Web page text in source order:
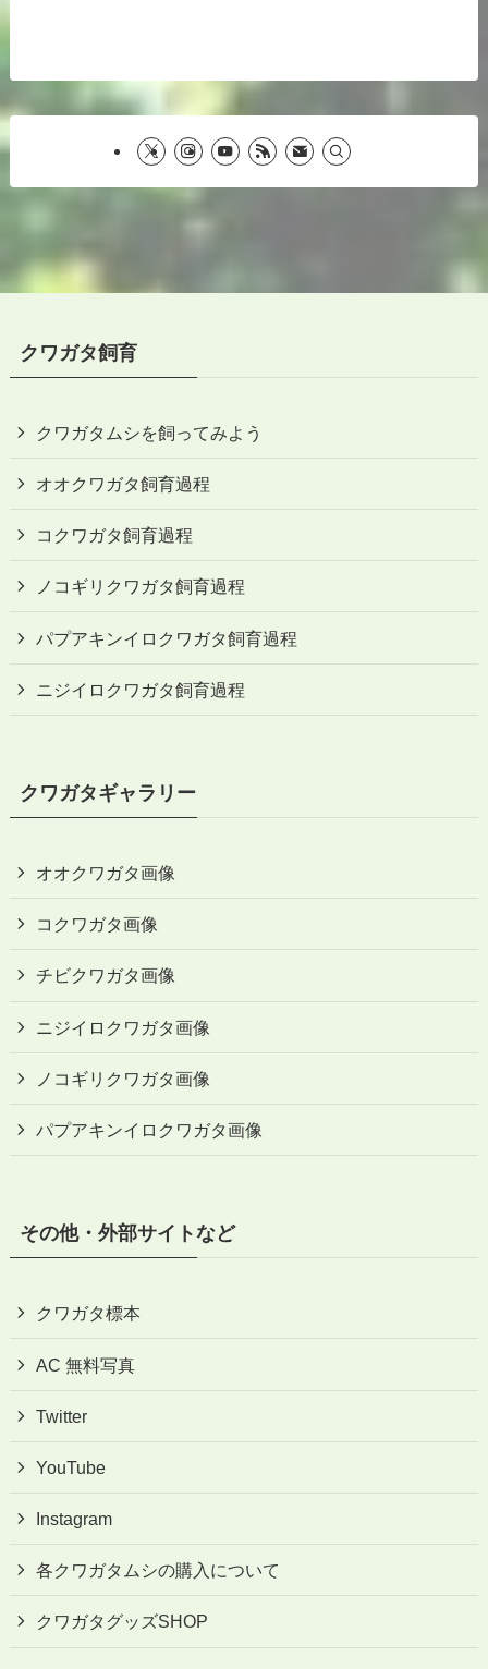
クワガタ飼育
クワガタムシを飼ってみよう
オオクワガタ飼育過程
コクワガタ飼育過程
ノコギリクワガタ飼育過程
パプアキンイロクワガタ飼育過程
ニジイロクワガタ飼育過程
クワガタギャラリー
オオクワガタ画像
コクワガタ画像
チビクワガタ画像
ニジイロクワガタ画像
ノコギリクワガタ画像
パプアキンイロクワガタ画像
その他・外部サイトなど
クワガタ標本
AC 無料写真
Twitter
YouTube
Instagram
各クワガタムシの購入について
クワガタグッズSHOP